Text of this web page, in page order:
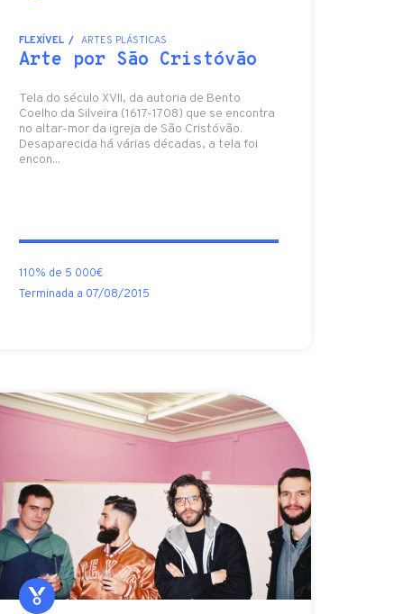
FLEXÍVEL ARTES PLÁSTICAS
Arte por São Cristóvão
Tela do século XVII, da autoria de Bento
Coelho da Silveira (1617-1708) que se encontra
no altar-mor da igreja de São Cristóvão.
Desaparecida há várias décadas, a tela foi
encon...
110% de 5 000€
Terminada a 07/08/2015